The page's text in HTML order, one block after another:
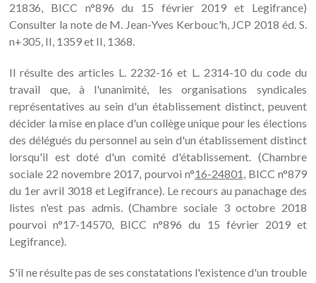
21836, BICC n°896 du 15 février 2019 et Legifrance)
Consulter la note de M. Jean-Yves Kerbouc'h, JCP 2018 éd. S.
n+305, II, 1359 et II, 1368.
Il résulte des articles L. 2232-16 et L. 2314-10 du code du
travail que, à l'unanimité, les organisations syndicales
représentatives au sein d'un établissement distinct, peuvent
décider la mise en place d'un collège unique pour les élections
des délégués du personnel au sein d'un établissement distinct
lorsqu'il est doté d'un comité d'établissement. (Chambre
sociale 22 novembre 2017, pourvoi n°16-24801, BICC n°879
du 1er avril 3018 et Legifrance). Le recours au panachage des
listes n'est pas admis. (Chambre sociale 3 octobre 2018
pourvoi n°17-14570, BICC n°896 du 15 février 2019 et
Legifrance).
S'il ne résulte pas de ses constatations l'existence d'un trouble